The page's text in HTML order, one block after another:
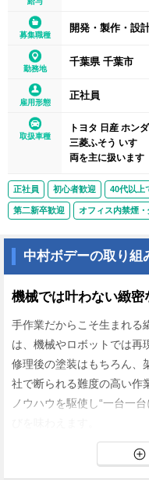
募集職種
開発・製作・設
勤務地
千葉県 千葉市
雇用形態
正社員
取扱車種
トヨタ 日産 ホン
三菱ふそう いす
両を主に扱います
正社員 初心者歓迎 40代以上
第二新卒歓迎 オフィス内禁煙
中村ボデーの取り組
機械では叶わない緻密
手作業だからこそ生まれる
は、機械やロボットでは再
修理後の塗装はもちろん、
社で断られる難度の高い作
ノウハウを駆使し“一台一
安定×自由の休日・福